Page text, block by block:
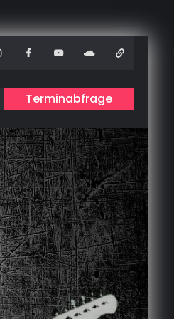
InstagramFacebook
YoutubeSoundcloud
Terminabfrage